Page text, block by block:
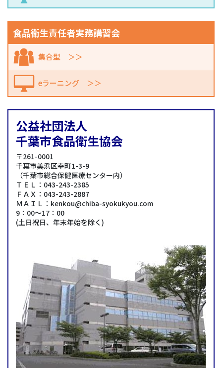
食品衛生責任者実務講習会
集合型
eラーニング
公益社団法人
千葉市食品衛生協会
〒261-0001
千葉市美浜区幸町1-3-9
（千葉市総合保健医療センター内）
ＴＥＬ：043-243-2385
ＦＡＸ：043-243-2887
ＭＡＩＬ： kenkou@chiba-syokukyou.com
9：00～17：00
(土日祝日、年末年始を除く)